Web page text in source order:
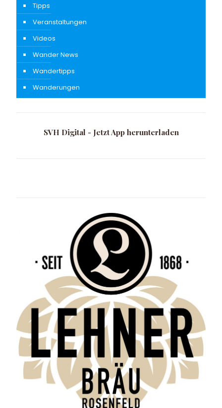
Tipps
Veranstaltungen
Videos
Wander News
Wandertipps
Wanderungen
SVH Digital - Jetzt App herunterladen